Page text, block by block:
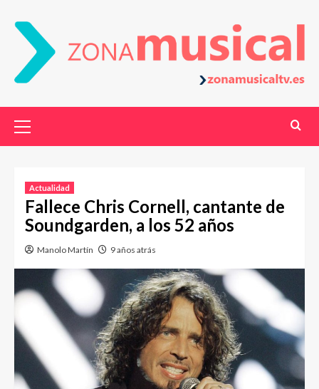
Actualidad
Fallece Chris Cornell, cantante de
Soundgarden, a los 52 años
Manolo Martín 9 años atrás